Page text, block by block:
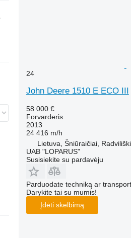
24
John Deere 1510 E ECO III
58 000 €
Forvarderis
2013
24 416 m/h
Lietuva, Šniūraičiai,
UAB "LOPARUS"
Susisiekite su pardavėju
Parduodate techniką ar
Darykite tai su mumis!
Įdėti skelbimą